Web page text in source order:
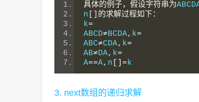
具体的例子，假设字符串为
n []的求解过程如下：
k=
ABCD≠BCDA, k=
ABC≠CDA, k=
AB≠DA, k=
A==A, n []=k
3. next数组的递归求解